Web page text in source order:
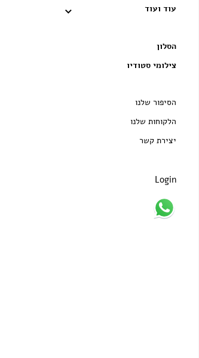
עוד ועוד
הסלון
צילומי סטודיו
הסיפור שלנו
הלקוחות שלנו
יצירת קשר
Login